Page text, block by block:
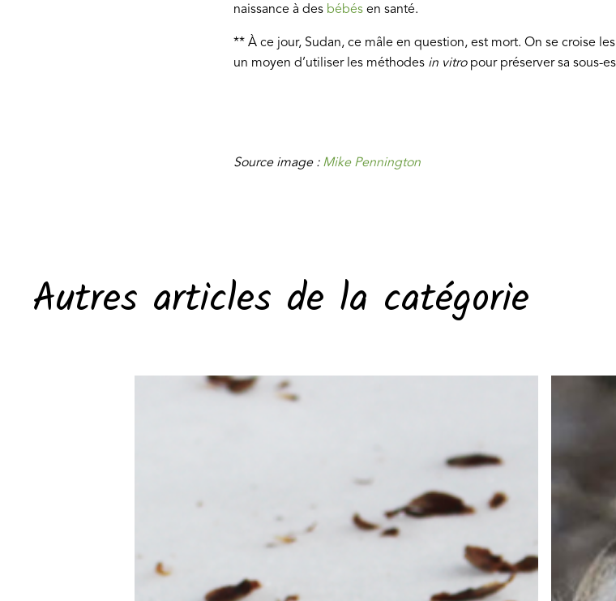
naissance à des bébés en santé.
** À ce jour, Sudan, ce mâle en question, est mort. On se croise
un moyen d’utiliser les méthodes in vitro pour préserver sa sous-
Source image : Mike Pennington
Autres articles de la catégorie